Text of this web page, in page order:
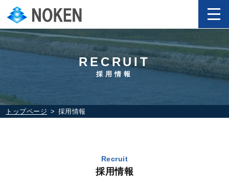
RECRUIT
採用情報
トップページ 採用情報
Recruit
採用情報